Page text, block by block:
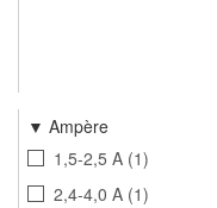
Ampère
1,5-2,5 A 1
2,4-4,0 A 1